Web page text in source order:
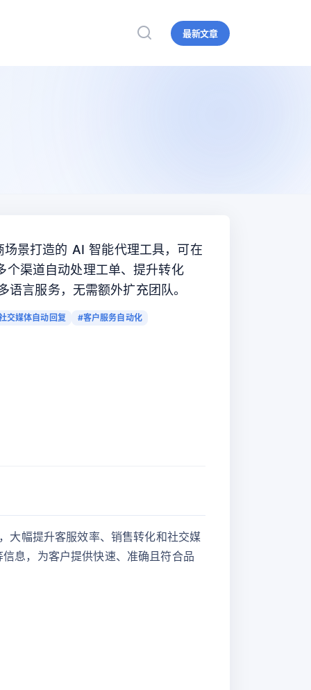
最新文章
景打造的 AI 智能代理工具，可在
个渠道自动处理工单、提升转化
言服务，无需额外扩充团队。
交媒体自动回复 #客户服务自动化
大幅提升客服效率、销售转化和社交媒
息，为客户提供快速、准确且符合品